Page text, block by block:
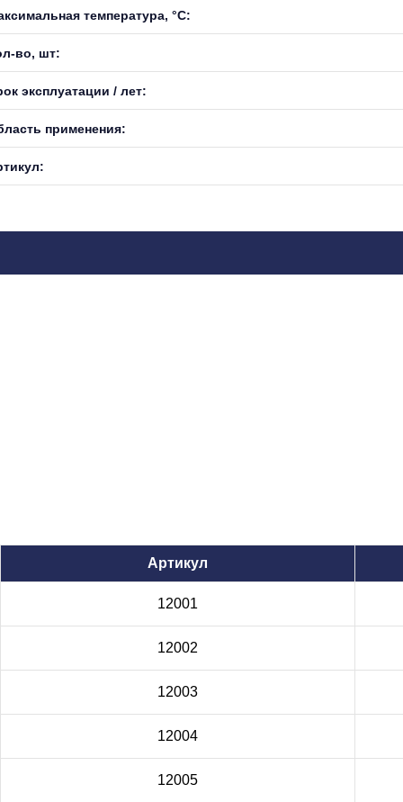
температура, °С:
во, шт:
эксплуатации / лет:
применения:
Артикул
12001
12002
12003
12004
12005